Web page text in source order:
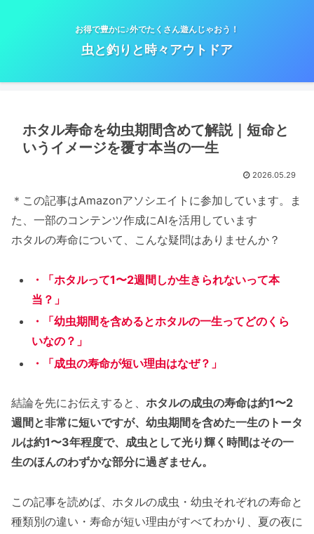
お得で豊かに♪外でたくさん遊んじゃおう！
虫と釣りと時々アウトドア
ホタル寿命を幼虫期間含めて解説｜短命と
いうイメージを覆す本当の一生
2026.05.29
＊この記事はAmazonアソシエイトに参加しています。ま
た、一部のコンテンツ作成にAIを活用しています
ホタルの寿命について、こんな疑問はありませんか？
・「ホタルって1〜2週間しか生きられないって本
当？」
・「幼虫期間を含めるとホタルの一生ってどのくら
いなの？」
・「成虫の寿命が短い理由はなぜ？」
結論を先にお伝えすると、 ホタルの成虫の寿命は約1〜2
週間と非常に短いですが、幼虫期間を含めた一生のトータ
ルは約1〜3年程度で、成虫として光り輝く時間はその一
生のほんのわずかな部分に過ぎません。
この記事を読めば、ホタルの成虫・幼虫それぞれの寿命と
種類別の違い・寿命が短い理由がすべてわかり、夏の夜に